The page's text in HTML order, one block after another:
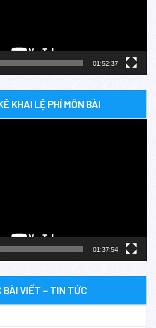
01:52:37
KHAI LỆ PHÍ MÔN BÀI
01:37:54
BÀI VIẾT – TIN TỨC